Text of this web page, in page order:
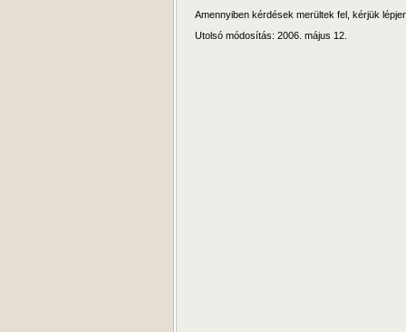
Amennyiben kérdések merültek fel, kérjük
Utolsó módosítás: 2006. május 12.